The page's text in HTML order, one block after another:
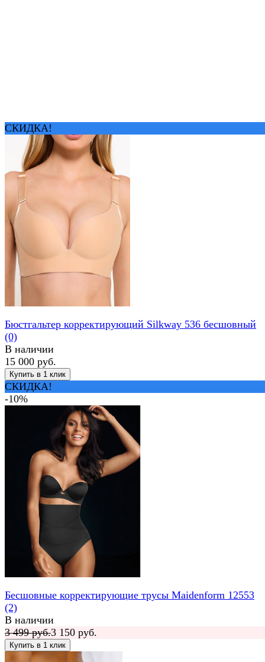
СКИДКА!
Бюстгальтер корректирующий Silkway 536 бесшовный
(0)
В наличии
15 000 руб.
СКИДКА!
-10%
Бесшовные корректирующие трусы Maidenform 12553
(2)
В наличии
3 499 руб.3 150 руб.